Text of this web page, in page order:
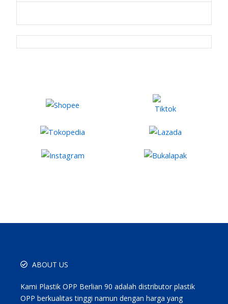
ABOUT US
Kami Plastik OPP Berlian 90 adalah distributor plastik
OPP berkualitas tinggi namun dengan harga yang